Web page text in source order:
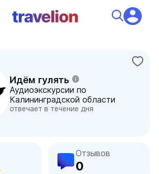
Идём гулять
Аудиоэкскурсии по
Калининградской области
отвечает в течение дня
Отзывов
0